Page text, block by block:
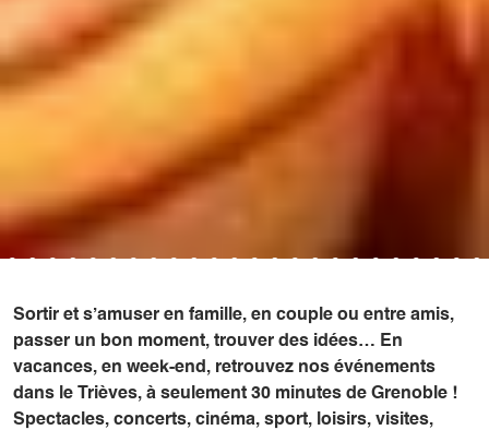
Sortir et s’amuser en famille, en couple ou entre amis,
passer un bon moment, trouver des idées… En
vacances, en week-end, retrouvez nos événements
dans le Trièves, à seulement 30 minutes de Grenoble !
Spectacles, concerts, cinéma, sport, loisirs, visites,